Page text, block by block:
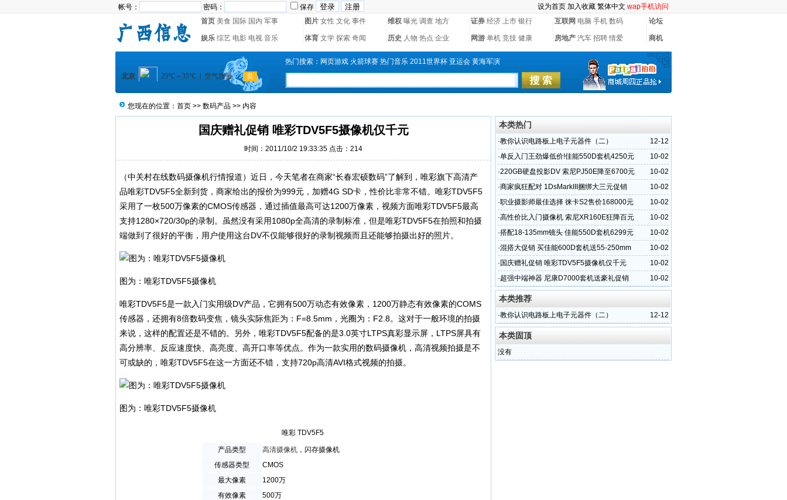
帐号： 密码： 保存 设为首页 加入收藏 繁体中文 wap手机访问
首页 美食 国际 国内 军事 图片 女性 文化 事件 维权 曝光 调查 地方 证券 经济 上市 银行 互联网 电脑 手机 数码 论坛
娱乐 综艺 电影 电视 音乐 体育 文学 探索 奇闻 历史 人物 热点 企业 网游 单机 竞技 健康 房地产 汽车 招聘 情爱 商机
热门搜索： 网页游戏 火箭球赛 热门音乐 2011世界杯 亚运会 黄海军演
您现在的位置： 首页 >> 数码产品 >> 内容
国庆赠礼促销 唯彩TDV5F5摄像机仅千元
时间：2011/10/2 19:33:35 点击： 214
（中关村在线数码摄像机行情报道）近日，今天笔者在商家“长春宏硕数码”了解到，唯彩旗下高清产
品唯彩TDV5F5全新到货，商家给出的报价为999元，加赠4G SD卡，性价比非常不错。唯彩TDV5F5
采用了一枚500万像素的CMOS传感器，通过插值最高可达1200万像素，视频方面唯彩TDV5F5最高
支持1280×720/30p的录制。虽然没有采用1080p全高清的录制标准，但是唯彩TDV5F5在拍照和拍摄
端做到了很好的平衡，用户使用这台DV不仅能够很好的录制视频而且还能够拍摄出好的照片。
图为：唯彩TDV5F5摄像机
唯彩TDV5F5是一款入门实用级DV产品，它拥有500万动态有效像素，1200万静态有效像素的COMS
传感器，还拥有8倍数码变焦，镜头实际焦距为：F=8.5mm，光圈为：F2.8。这对于一般环境的拍摄
来说，这样的配置还是不错的。另外，唯彩TDV5F5配备的是3.0英寸LTPS真彩显示屏，LTPS屏具有
高分辨率、反应速度快、高亮度、高开口率等优点。作为一款实用的数码摄像机，高清视频拍摄是不
可或缺的，唯彩TDV5F5在这一方面还不错，支持720p高清AVI格式视频的拍摄。
图为：唯彩TDV5F5摄像机
唯彩 TDV5F5
产品类型 高清摄像机 ，闪存摄像机
传感器类型
CMOS
最大像素
1200万
有效像素
500万
本类热门
12-12
·教你认识电路板上电子元器件（二）
10-02
·单反入门王劲爆低价!佳能550D套机4250元
10-02
·220GB硬盘投影DV 索尼PJ50E降至6700元
10-02
·商家疯狂配对 1DsMarkIII捆绑大三元促销
10-02
·职业摄影师最佳选择 徕卡S2售价168000元
10-02
·高性价比入门摄像机 索尼XR160E狂降百元
10-02
·搭配18-135mm镜头 佳能550D套机6299元
10-02
·混搭大促销 买佳能600D套机送55-250mm
10-02
· 国庆赠礼促销 唯彩TDV5F5摄像机仅千元
10-02
·超强中端神器 尼康D7000套机送豪礼促销
本类推荐
12-12
·教你认识电路板上电子元器件（二）
本类固顶
没有